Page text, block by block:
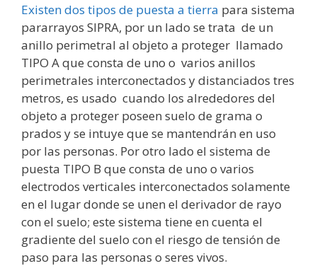
Existen dos tipos de puesta a tierra para sistema
pararrayos SIPRA, por un lado se trata de un
anillo perimetral al objeto a proteger llamado
TIPO A que consta de uno o varios anillos
perimetrales interconectados y distanciados tres
metros, es usado cuando los alrededores del
objeto a proteger poseen suelo de grama o
prados y se intuye que se mantendrán en uso
por las personas. Por otro lado el sistema de
puesta TIPO B que consta de uno o varios
electrodos verticales interconectados solamente
en el lugar donde se unen el derivador de rayo
con el suelo; este sistema tiene en cuenta el
gradiente del suelo con el riesgo de tensión de
paso para las personas o seres vivos.